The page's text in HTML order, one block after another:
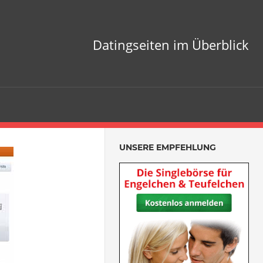
Datingseiten im Überblick
UNSERE EMPFEHLUNG